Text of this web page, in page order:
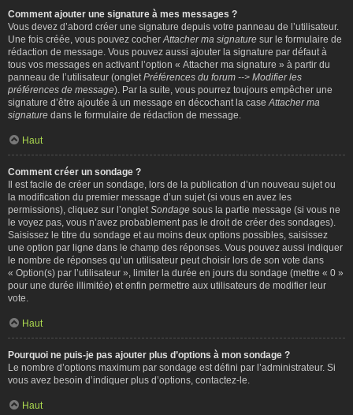
Comment ajouter une signature à mes messages ?
Vous devez d’abord créer une signature depuis votre panneau de l’utilisateur.
Une fois créée, vous pouvez cocher Attacher ma signature sur le formulaire de
rédaction de message. Vous pouvez aussi ajouter la signature par défaut à
tous vos messages en activant l’option « Attacher ma signature » à partir du
panneau de l’utilisateur (onglet Préférences du forum --> Modifier les
préférences de message). Par la suite, vous pourrez toujours empêcher une
signature d’être ajoutée à un message en décochant la case Attacher ma
signature dans le formulaire de rédaction de message.
Haut
Comment créer un sondage ?
Il est facile de créer un sondage, lors de la publication d’un nouveau sujet ou
la modification du premier message d’un sujet (si vous en avez les
permissions), cliquez sur l’onglet Sondage sous la partie message (si vous ne
le voyez pas, vous n’avez probablement pas le droit de créer des sondages).
Saisissez le titre du sondage et au moins deux options possibles, saisissez
une option par ligne dans le champ des réponses. Vous pouvez aussi indiquer
le nombre de réponses qu’un utilisateur peut choisir lors de son vote dans
« Option(s) par l’utilisateur », limiter la durée en jours du sondage (mettre « 0 »
pour une durée illimitée) et enfin permettre aux utilisateurs de modifier leur
vote.
Haut
Pourquoi ne puis-je pas ajouter plus d’options à mon sondage ?
Le nombre d’options maximum par sondage est défini par l’administrateur. Si
vous avez besoin d’indiquer plus d’options, contactez-le.
Haut